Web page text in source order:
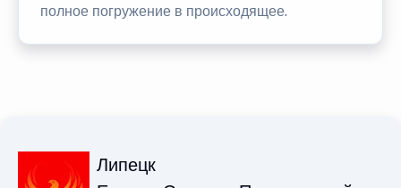
полное погружение в происходящее.
Липецк